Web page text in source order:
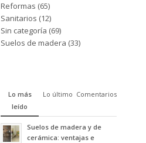
Reformas (65)
Sanitarios (12)
Sin categoría (69)
Suelos de madera (33)
Lo más
leído
Lo último Comentarios
Suelos de madera y de
cerámica: ventajas e